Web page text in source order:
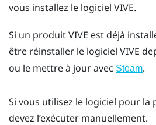
vous installez le logiciel VIVE.
Si un produit VIVE est déjà
être réinstaller le logiciel VIVE
ou le mettre à jour avec Steam.
Si vous utilisez le logiciel pour la
devez l’exécuter manuellement.